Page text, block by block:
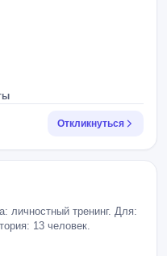
Откликнуться
личностный тренинг. Для:
13 человек.